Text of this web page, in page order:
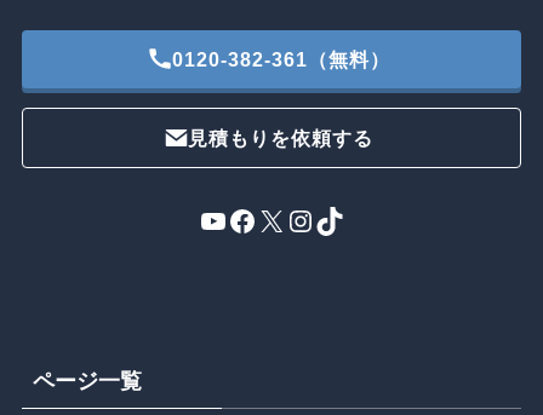
0120-382-361（無料）
見積もりを依頼する
YouTube
Facebook
X Instagram
TikTok
ページ一覧